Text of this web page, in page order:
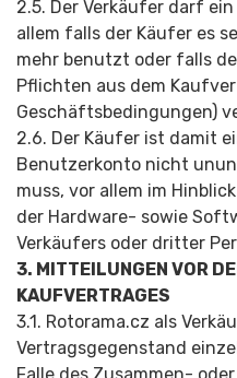
2.5. Der Verkäufer darf
allem falls der Käufer es
mehr benutzt oder falls
Pflichten aus dem
Geschäftsbedin­gungen)
2.6. Der Käufer ist damit
Benutzerkonto nicht
muss, vor allem im
der Hardware- sowie
Verkäufers oder dritter
3. MITTEILUNGEN VOR
KAUFVERTRAGES
3.1. Rotorama.cz als
Vertragsgegenstand